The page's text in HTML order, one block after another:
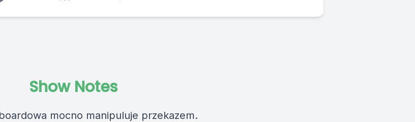
Show Notes
mocno manipuluje przekazem.